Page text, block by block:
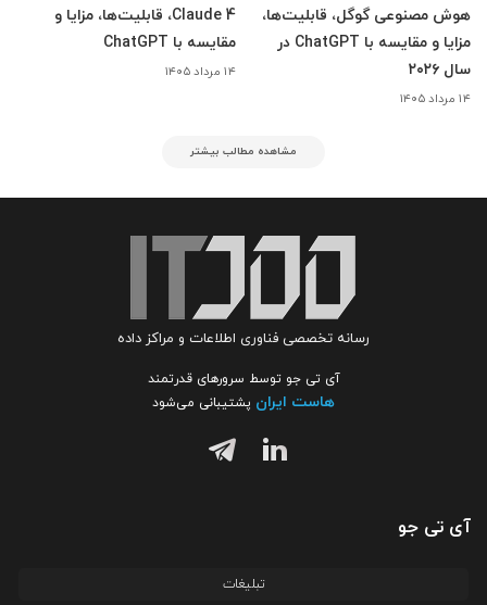
هوش مصنوعی گوگل، قابلیت‌ها،
مزایا و مقایسه با ChatGPT در
سال ۲۰۲۶
۱۴ مرداد ۱۴۰۵
Claude 4، قابلیت‌ها، مزایا و
مقایسه با ChatGPT
۱۴ مرداد ۱۴۰۵
مشاهده مطالب بیشتر
رسانه تخصصی فناوری اطلاعات و مراکز داده
آی تی جو توسط سرورهای قدرتمند
هاست ایران پشتیبانی می‌شود
آی تی جو
تبلیغات